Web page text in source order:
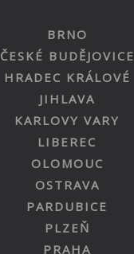
BRNO
ČESKÉ BUDĚJOVICE
HRADEC KRÁLOVÉ
JIHLAVA
KARLOVY VARY
LIBEREC
OLOMOUC
OSTRAVA
PARDUBICE
PLZEŇ
PRAHA